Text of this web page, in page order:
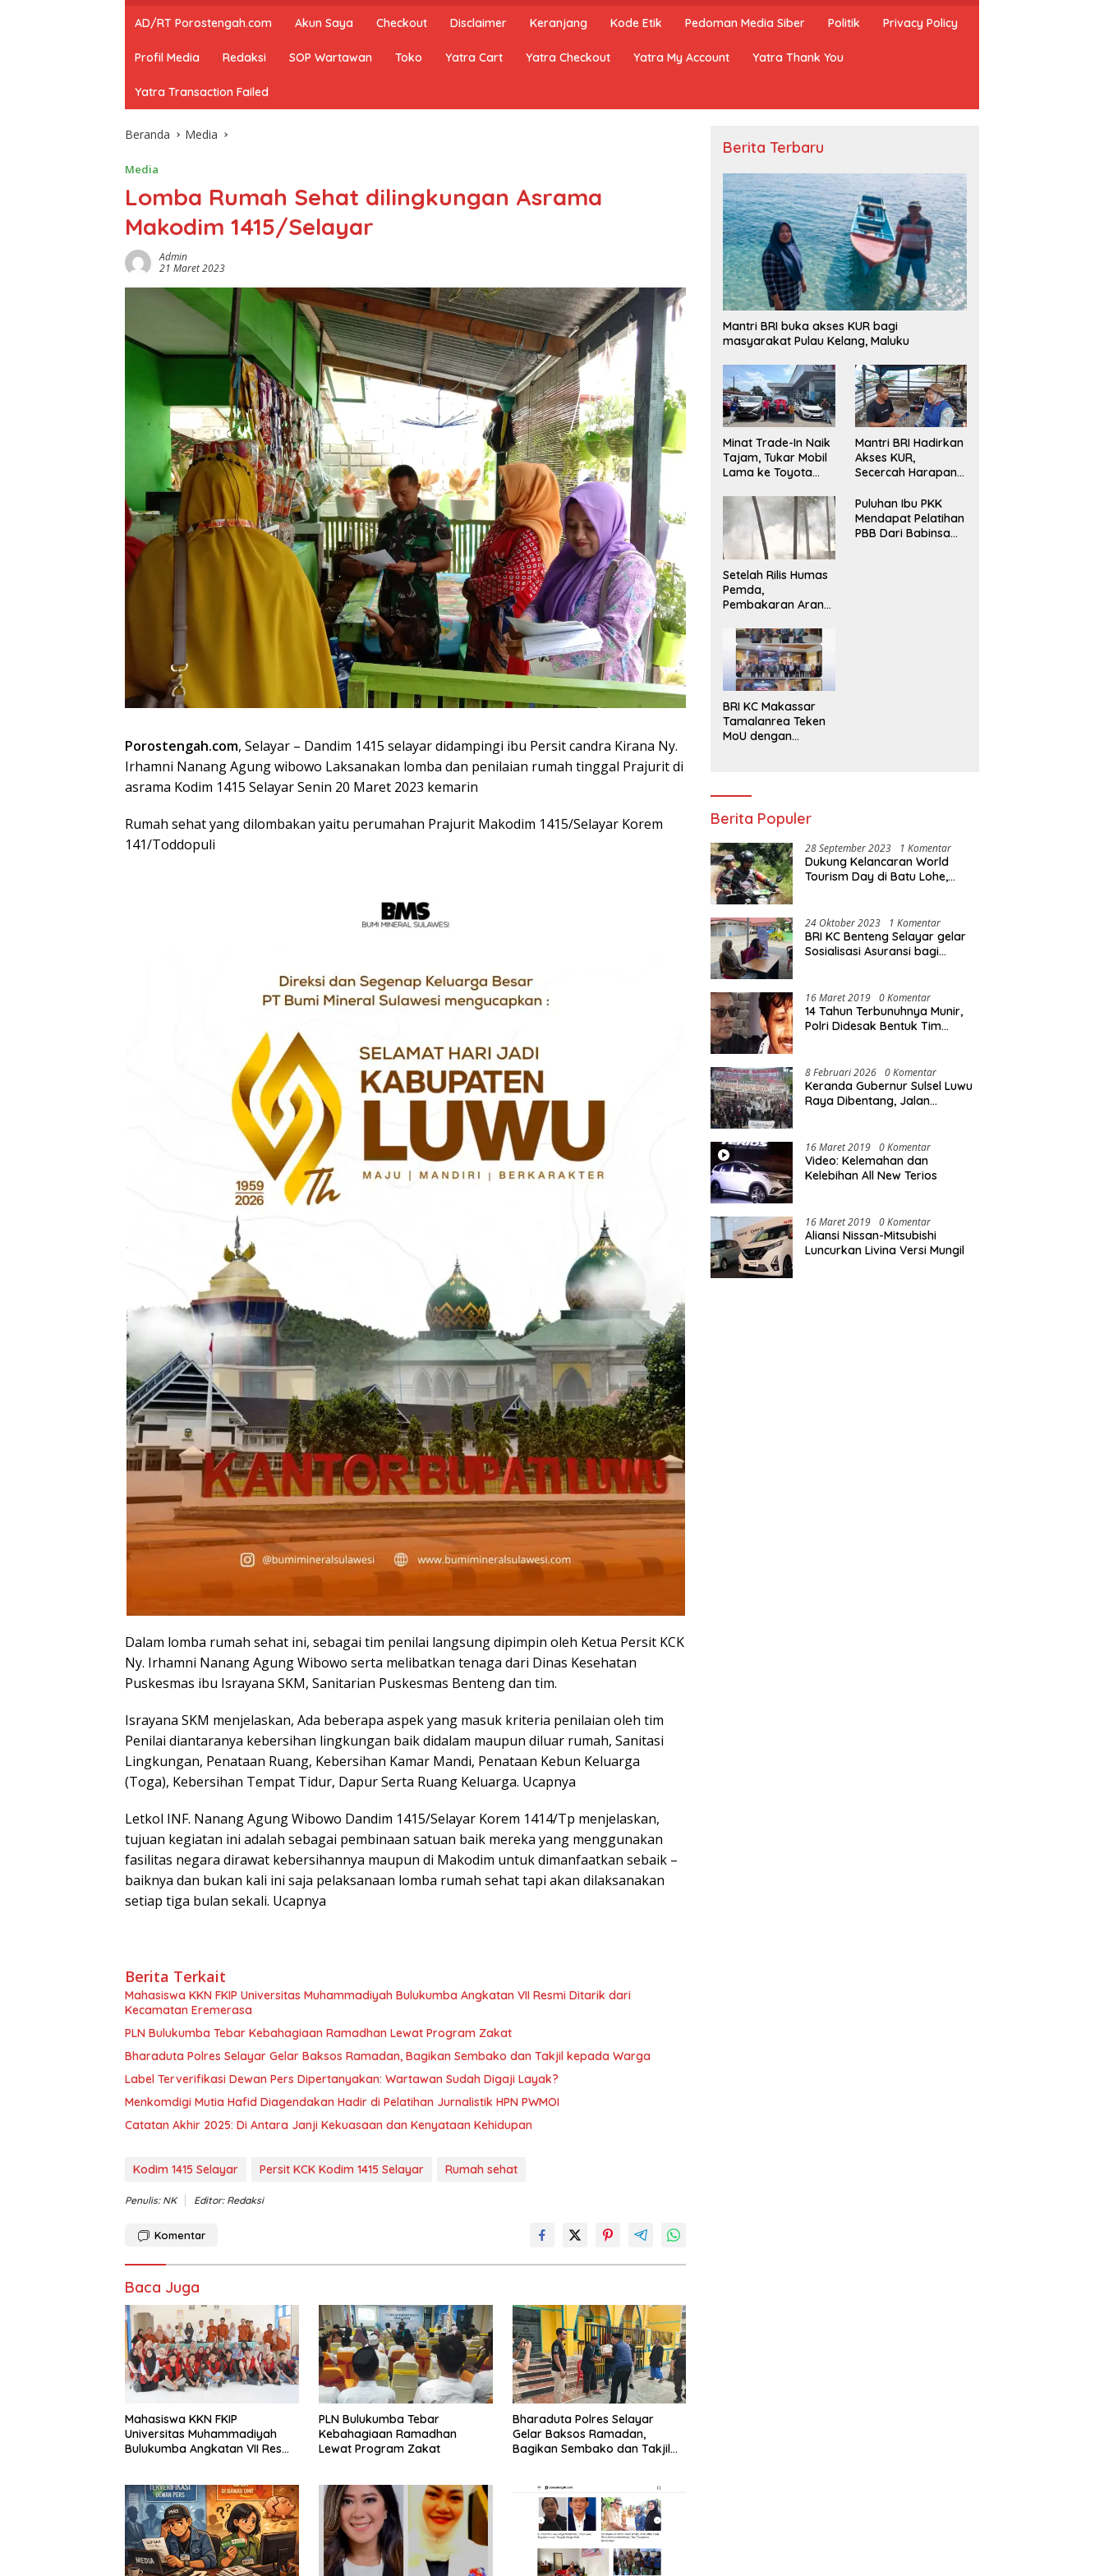
AD/RT Porostengah.com Akun Saya Checkout Disclaimer Keranjang Kode Etik Pedoman Media Siber Politik Privacy Policy
Profil Media Redaksi SOP Wartawan Toko Yatra Cart Yatra Checkout Yatra My Account Yatra Thank You
Yatra Transaction Failed
Beranda Media
Media
Lomba Rumah Sehat dilingkungan Asrama
Makodim 1415/Selayar
Admin
21 Maret 2023
Porostengah.com, Selayar – Dandim 1415 selayar didampingi ibu Persit candra Kirana Ny.
Irhamni Nanang Agung wibowo Laksanakan lomba dan penilaian rumah tinggal Prajurit di
asrama Kodim 1415 Selayar Senin 20 Maret 2023 kemarin
Rumah sehat yang dilombakan yaitu perumahan Prajurit Makodim 1415/Selayar Korem
141/Toddopuli
Dalam lomba rumah sehat ini, sebagai tim penilai langsung dipimpin oleh Ketua Persit KCK
Ny. Irhamni Nanang Agung Wibowo serta melibatkan tenaga dari Dinas Kesehatan
Puskesmas ibu Israyana SKM, Sanitarian Puskesmas Benteng dan tim.
Israyana SKM menjelaskan, Ada beberapa aspek yang masuk kriteria penilaian oleh tim
Penilai diantaranya kebersihan lingkungan baik didalam maupun diluar rumah, Sanitasi
Lingkungan, Penataan Ruang, Kebersihan Kamar Mandi, Penataan Kebun Keluarga
(Toga), Kebersihan Tempat Tidur, Dapur Serta Ruang Keluarga. Ucapnya
Letkol INF. Nanang Agung Wibowo Dandim 1415/Selayar Korem 1414/Tp menjelaskan,
tujuan kegiatan ini adalah sebagai pembinaan satuan baik mereka yang menggunakan
fasilitas negara dirawat kebersihannya maupun di Makodim untuk dimanfaatkan sebaik –
baiknya dan bukan kali ini saja pelaksanaan lomba rumah sehat tapi akan dilaksanakan
setiap tiga bulan sekali. Ucapnya
Berita Terkait
Mahasiswa KKN FKIP Universitas Muhammadiyah Bulukumba Angkatan VII Resmi Ditarik dari
Kecamatan Eremerasa
PLN Bulukumba Tebar Kebahagiaan Ramadhan Lewat Program Zakat
Bharaduta Polres Selayar Gelar Baksos Ramadan, Bagikan Sembako dan Takjil kepada Warga
Label Terverifikasi Dewan Pers Dipertanyakan: Wartawan Sudah Digaji Layak?
Menkomdigi Mutia Hafid Diagendakan Hadir di Pelatihan Jurnalistik HPN PWMOI
‎Catatan Akhir 2025: Di Antara Janji Kekuasaan dan Kenyataan Kehidupan
Kodim 1415 Selayar Persit KCK Kodim 1415 Selayar Rumah sehat
Penulis: NK Editor: Redaksi
Komentar
Baca Juga
Mahasiswa KKN FKIP
Universitas Muhammadiyah
Bulukumba Angkatan VII Resmi
PLN Bulukumba Tebar
Kebahagiaan Ramadhan
Lewat Program Zakat
Bharaduta Polres Selayar
Gelar Baksos Ramadan,
Bagikan Sembako dan Takjil
Berita Terbaru
Mantri BRI buka akses KUR bagi
masyarakat Pulau Kelang, Maluku
Minat Trade-In Naik
Tajam, Tukar Mobil
Lama ke Toyota
Paling Efisien
Mantri BRI Hadirkan
Akses KUR,
Secercah Harapan
Terpencil Maluku
Setelah Rilis Humas
Pemda,
Pembakaran Arang
Ada Apa dengan
Penegakan Aturan?
Puluhan Ibu PKK
Mendapat Pelatihan
PBB Dari Babinsa
BRI KC Makassar
Tamalanrea Teken
MoU dengan
Perbankan
Berita Populer
28 September 2023 1 Komentar
Dukung Kelancaran World
Tourism Day di Batu Lohe,
Motor Dinas
24 Oktober 2023 1 Komentar
BRI KC Benteng Selayar gelar
Sosialisasi Asuransi bagi
16 Maret 2019 0 Komentar
14 Tahun Terbunuhnya Munir,
Polri Didesak Bentuk Tim
8 Februari 2026 0 Komentar
Keranda Gubernur Sulsel Luwu
Raya Dibentang, Jalan
16 Maret 2019 0 Komentar
Video: Kelemahan dan
Kelebihan All New Terios
16 Maret 2019 0 Komentar
Aliansi Nissan-Mitsubishi
Luncurkan Livina Versi Mungil